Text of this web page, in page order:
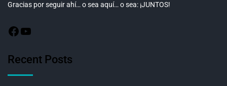
Gracias por seguir ahí… o sea aquí… o sea: ¡JUNTOS!
Recent Posts